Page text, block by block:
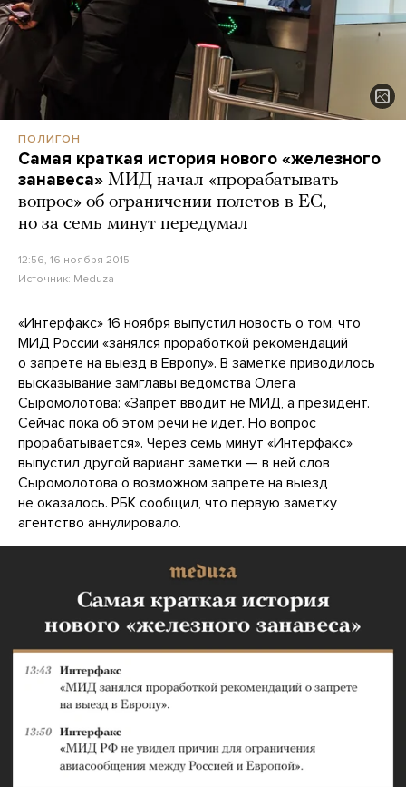
ПОЛИГОН
Самая краткая история нового «железного
занавеса» МИД начал «прорабатывать
вопрос» об ограничении полетов в ЕС,
но за семь минут передумал
12:56, 16 ноября 2015
Источник: Meduza
«Интерфакс» 16 ноября выпустил новость о том, что
МИД России «занялся проработкой рекомендаций
о запрете на выезд в Европу». В заметке приводилось
высказывание замглавы ведомства Олега
Сыромолотова: «Запрет вводит не МИД, а президент.
Сейчас пока об этом речи не идет. Но вопрос
прорабатывается». Через семь минут «Интерфакс»
выпустил другой вариант заметки — в ней слов
Сыромолотова о возможном запрете на выезд
не оказалось. РБК сообщил, что первую заметку
агентство аннулировало.